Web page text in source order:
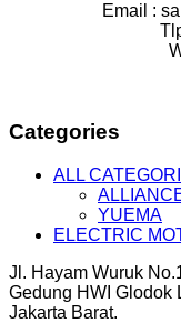
Email :
Categories
ALL
YUEMA
ELECTRIC
Jl. Hayam Wuruk
Gedung HWI Glodok
Jakarta Barat.